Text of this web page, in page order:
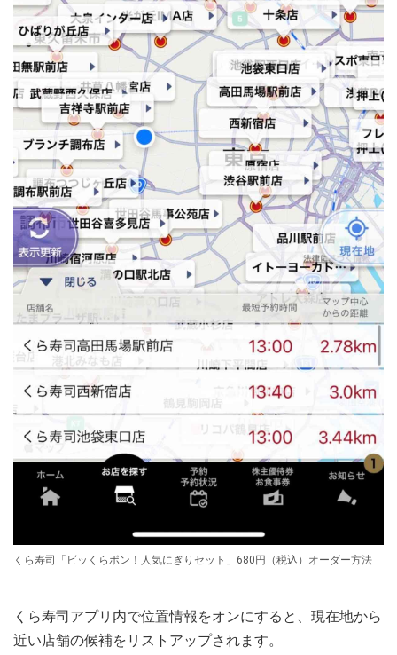
くら寿司「ビッくらポン！人気にぎりセット」680円（税込）オーダー方法
くら寿司アプリ内で位置情報をオンにすると、現在地から
近い店舗の候補をリストアップされます。